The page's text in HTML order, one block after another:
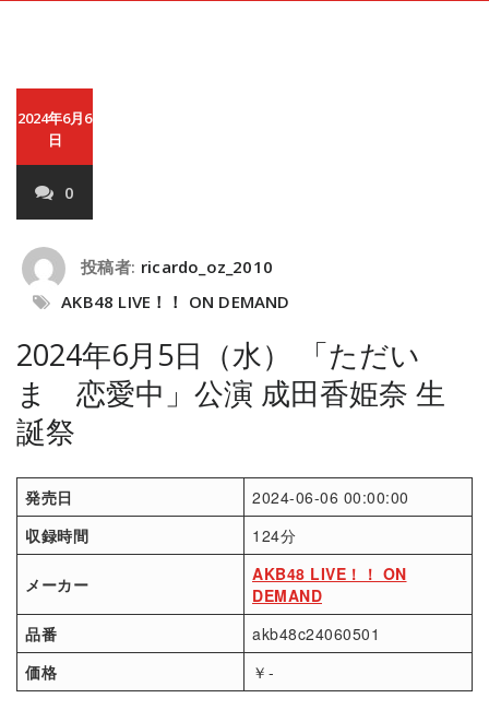
2024年6月6
日
0
投稿者: ricardo_oz_2010
AKB48 LIVE！！ ON DEMAND
2024年6月5日（水） 「ただい
ま 恋愛中」公演 成田香姫奈 生
誕祭
発売日
2024-06-06 00:00:00
収録時間
124分
メーカー
AKB48 LIVE！！ ON
DEMAND
品番
akb48c24060501
価格
￥-